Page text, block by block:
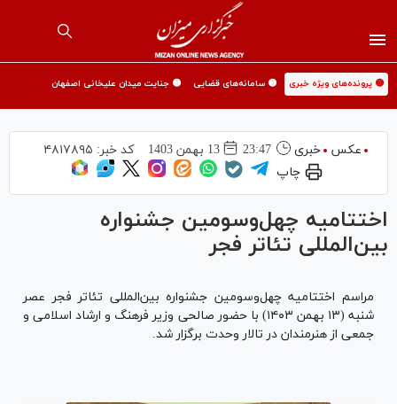
🟡 پرونده‌های ویژه خبری 🟡 سامانه‌های قضایی 🟡 جنایت میدان علیخانی اصفهان
عکس خبری 23:47 13 بهمن 1403 کد خبر: ۴۸۱۷۸۹۵
چاپ
اختتامیه چهل‌وسومین جشنواره
بین‌المللی تئاتر فجر
مراسم اختتامیه چهل‌وسومین جشنواره بین‌المللی تئاتر فجر عصر
شنبه (۱۳ بهمن ۱۴۰۳) با حضور صالحی وزیر فرهنگ و ارشاد اسلامی و
جمعی از هنرمندان در تالار وحدت برگزار شد.